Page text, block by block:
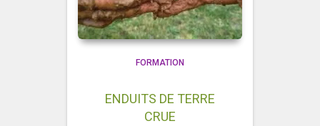
FORMATION
ENDUITS DE TERRE
CRUE